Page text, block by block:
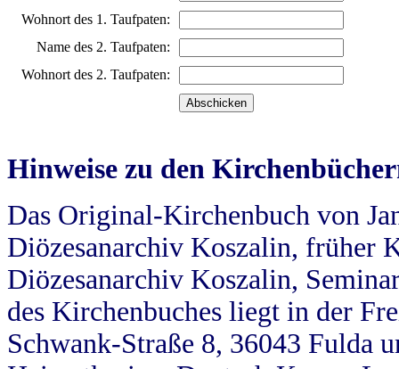
Wohnort des 1. Taufpaten:
Name des 2. Taufpaten:
Wohnort des 2. Taufpaten:
Hinweise zu den
Das Original-Kirchenbuch von
Diözesanarchiv Koszalin, früher
Diözesanarchiv Koszalin,
des Kirchenbuches liegt in der
Schwank-Straße 8, 36043 Fulda